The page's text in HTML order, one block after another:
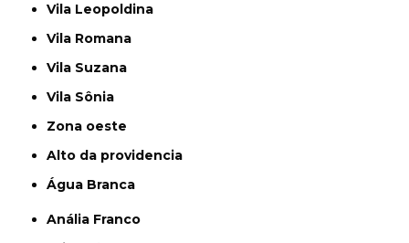
Vila Leopoldina
Vila Romana
Vila Suzana
Vila Sônia
Zona oeste
alto da providencia
Água Branca
Anália Franco